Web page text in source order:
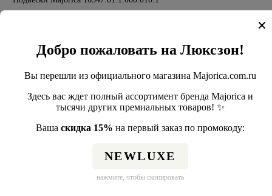
Кольца Majorica 16349.01.2.
Серьги Majorica 16348.01.1.E00.000.1
28 000 ₽
✕
Добро пожаловать на Люксзон!
Вы перешли из официального магазина Majorica.com.ru
Здесь вас ждет полный ассортимент бренда Majorica и
тысячи других премиальных товаров! ✨
Ваша скидка 15% на первый заказ по промокоду:
NEWLUXE
нажмите, чтобы скопировать